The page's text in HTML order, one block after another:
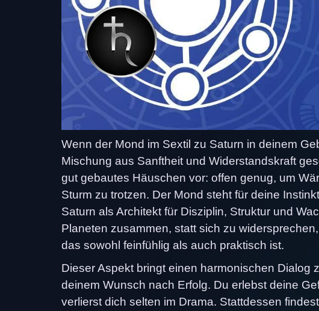
Wenn der Mond im Sextil zu Saturn in deinem
Mischung aus Sanftheit und Widerstandskraft
gut gebautes Häuschen vor: offen genug, um
Sturm zu trotzen. Der Mond steht für deine
Saturn als Architekt für Disziplin, Struktur und
Planeten zusammen, statt sich zu
das sowohl feinfühlig als auch praktisch ist.
Dieser Aspekt bringt einen harmonischen
deinem Wunsch nach Erfolg. Du erlebst deine
verlierst dich selten im Drama. Stattdessen